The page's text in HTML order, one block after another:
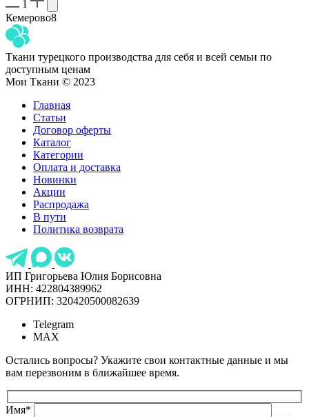
1
Кемерово8
Ткани турецкого производства для себя и всей семьи по
доступным ценам
Мои Ткани © 2023
Главная
Статьи
Договор оферты
Каталог
Категории
Оплата и доставка
Новинки
Акции
Распродажа
В пути
Политика возврата
ИП Григорьева Юлия Борисовна
ИНН: 422804389962
ОГРНИП: 320420500082639
Telegram
MAX
Остались вопросы? Укажите свои контактные данные и мы
вам перезвоним в ближайшее время.
Имя*